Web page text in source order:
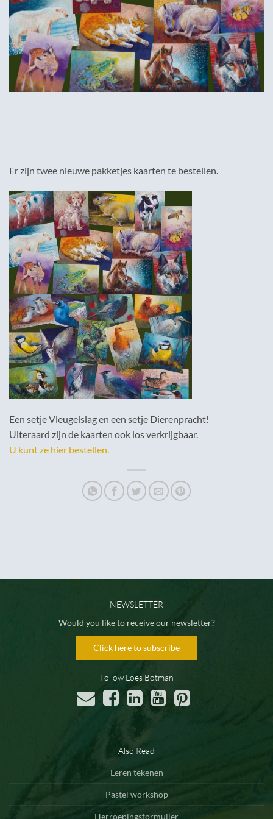
Er zijn twee nieuwe pakketjes kaarten te bestellen.
Een setje Vleugelslag en een setje Dierenpracht!
Uiteraard zijn de kaarten ook los verkrijgbaar.
U kunt ze hier bestellen.
NEWSLETTER
Would you like to receive our newsletter?
Click here to subscribe
Follow Loes Botman
Also Read
Leren tekenen
Pastel workshop
Herroepingsformulier